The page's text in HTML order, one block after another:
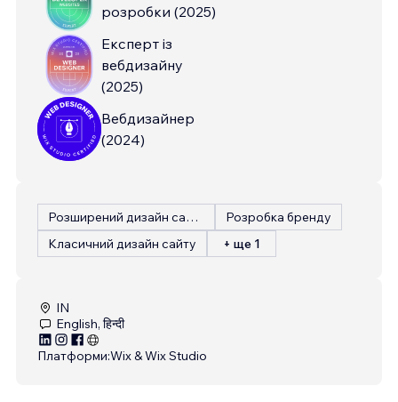
розробки (2025)
Експерт із
вебдизайну
(2025)
Вебдизайнер
(2024)
Розширений дизайн сайту
Розробка бренду
Класичний дизайн сайту
+ ще 1
IN
English, हिन्दी
Платформи:Wix & Wix Studio